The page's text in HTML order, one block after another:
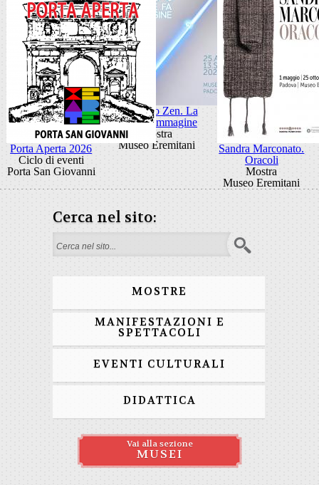
Giancarlo Zen. La
luce fa l'immagine
Mostra
Museo Eremitani
Sandra Marconato.
Oracoli
Mostra
Museo Eremitani
Porta Aperta 2026
Ciclo di eventi
Porta San Giovanni
Cerca nel sito:
Form di ricerca
MOSTRE
MANIFESTAZIONI E
SPETTACOLI
EVENTI CULTURALI
DIDATTICA
Vai alla sezione
MUSEI